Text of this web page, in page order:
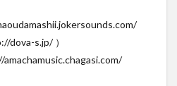
dova-s.jp/ ）